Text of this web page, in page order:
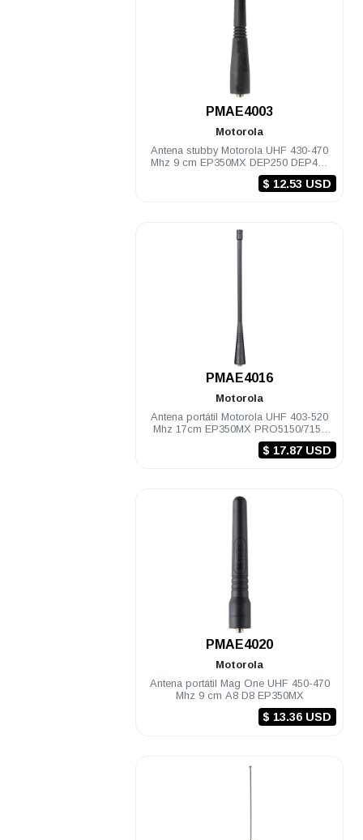
PMAE4003
Motorola
Antena stubby Motorola UHF 430-470
Mhz 9 cm EP350MX DEP250 DEP450
PRO5150/7150 PRO Elite
$ 12.53 USD
PMAE4016
Motorola
Antena portátil Motorola UHF 403-520
Mhz 17cm EP350MX PRO5150/7150
DEP250 DEP450
$ 17.87 USD
PMAE4020
Motorola
Antena portátil Mag One UHF 450-470
Mhz 9 cm A8 D8 EP350MX
$ 13.36 USD